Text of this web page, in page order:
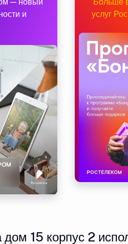
— новый
и
Больше
услуг
15 корпус 2